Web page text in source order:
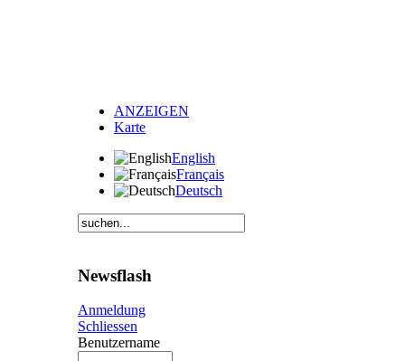
ANZEIGEN
Karte
English
Français
Deutsch
Newsflash
Anmeldung
Schliessen
Benutzername